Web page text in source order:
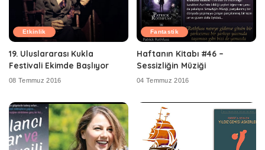
Etkinlik
19. Uluslararası Kukla
Festivali Ekimde Başlıyor
08 Temmuz 2016
Fantastik
Haftanın Kitabı #46 –
Sessizliğin Müziği
04 Temmuz 2016